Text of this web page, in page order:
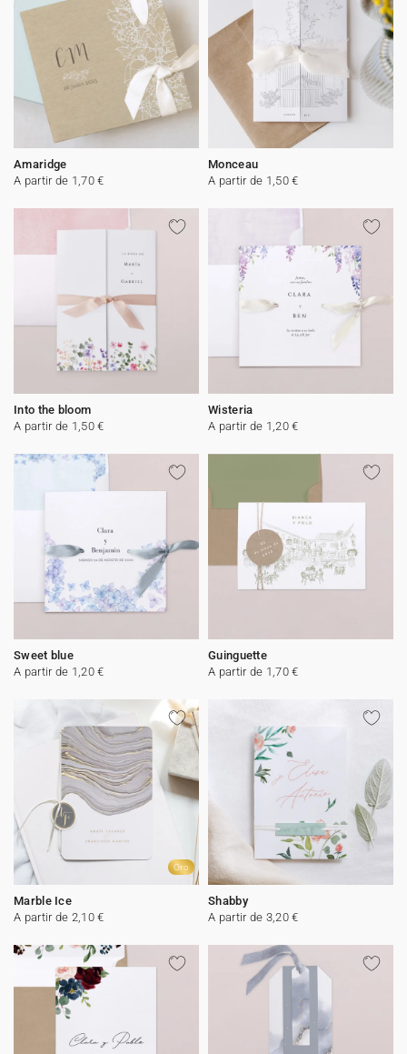
Amaridge
A partir de 1,70 €
Monceau
A partir de 1,50 €
Into the bloom
A partir de 1,50 €
Wisteria
A partir de 1,20 €
Sweet blue
A partir de 1,20 €
Guinguette
A partir de 1,70 €
Oro
Marble Ice
A partir de 2,10 €
Shabby
A partir de 3,20 €